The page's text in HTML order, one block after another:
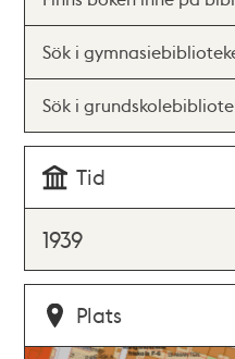
Sök i
Sök i
Tid
1939
Plats